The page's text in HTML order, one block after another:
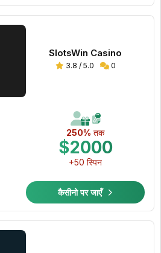
SlotsWin Casino
3.8 / 5.0 0
250% तक
$2000
+50 स्पिन
कैसीनो पर जाएँ